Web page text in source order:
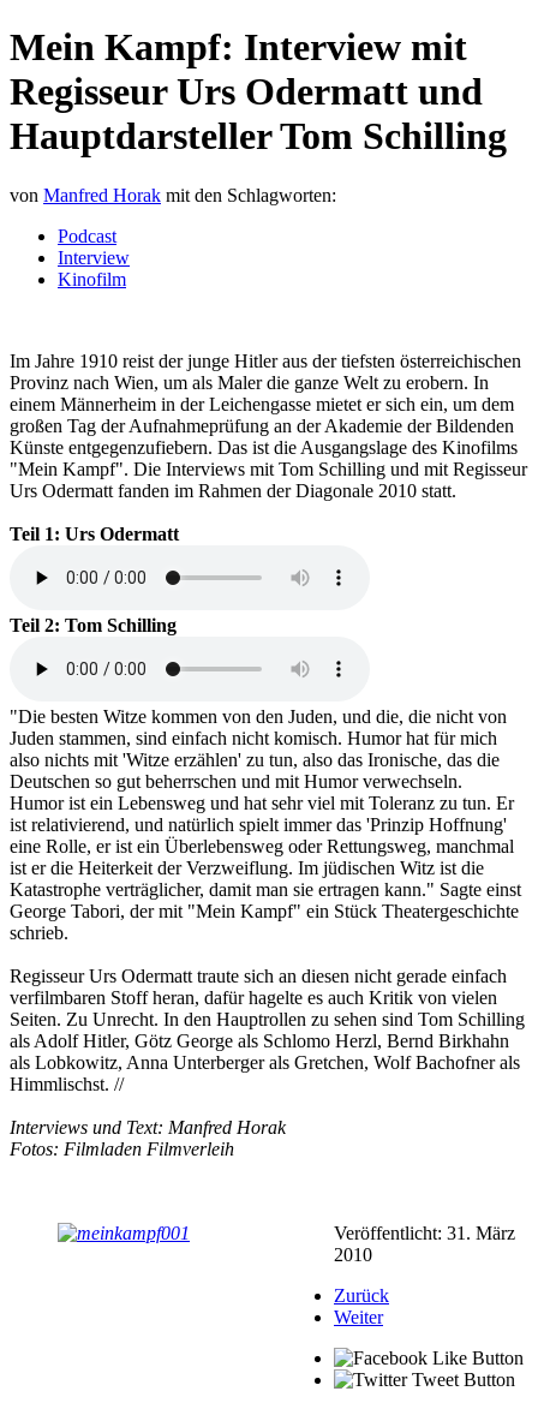
Mein Kampf: Interview mit
Regisseur Urs Odermatt und
Hauptdarsteller Tom Schilling
von Manfred Horak mit den Schlagworten:
Podcast
Interview
Kinofilm
Im Jahre 1910 reist der junge Hitler aus der tiefsten österreichischen
Provinz nach Wien, um als Maler die ganze Welt zu erobern. In
einem Männerheim in der Leichengasse mietet er sich ein, um dem
großen Tag der Aufnahmeprüfung an der Akademie der Bildenden
Künste entgegenzufiebern. Das ist die Ausgangslage des Kinofilms
"Mein Kampf". Die Interviews mit Tom Schilling und mit Regisseur
Urs Odermatt fanden im Rahmen der Diagonale 2010 statt.
Teil 1: Urs Odermatt
Teil 2: Tom Schilling
"Die besten Witze kommen von den Juden, und die, die nicht von
Juden stammen, sind einfach nicht komisch. Humor hat für mich
also nichts mit 'Witze erzählen' zu tun, also das Ironische, das die
Deutschen so gut beherrschen und mit Humor verwechseln.
Humor ist ein Lebensweg und hat sehr viel mit Toleranz zu tun. Er
ist relativierend, und natürlich spielt immer das 'Prinzip Hoffnung'
eine Rolle, er ist ein Überlebensweg oder Rettungsweg, manchmal
ist er die Heiterkeit der Verzweiflung. Im jüdischen Witz ist die
Katastrophe verträglicher, damit man sie ertragen kann." Sagte einst
George Tabori, der mit "Mein Kampf" ein Stück Theatergeschichte
schrieb.
Regisseur Urs Odermatt traute sich an diesen nicht gerade einfach
verfilmbaren Stoff heran, dafür hagelte es auch Kritik von vielen
Seiten. Zu Unrecht. In den Hauptrollen zu sehen sind Tom Schilling
als Adolf Hitler, Götz George als Schlomo Herzl, Bernd Birkhahn
als Lobkowitz, Anna Unterberger als Gretchen, Wolf Bachofner als
Himmlischst. //
Interviews und Text: Manfred Horak
Fotos: Filmladen Filmverleih
Veröffentlicht: 31. März
2010
Zurück
Weiter